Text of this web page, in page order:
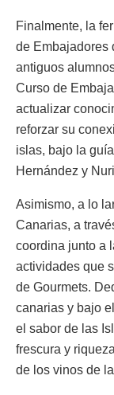
Finalmente, la
de Embajadores
antiguos
Curso de
actualizar
reforzar su
islas, bajo la
Hernández y
Asimismo, a lo
Canarias, a
coordina junto a
actividades que
de Gourmets.
canarias y bajo
el sabor de las
frescura y
de los vinos de